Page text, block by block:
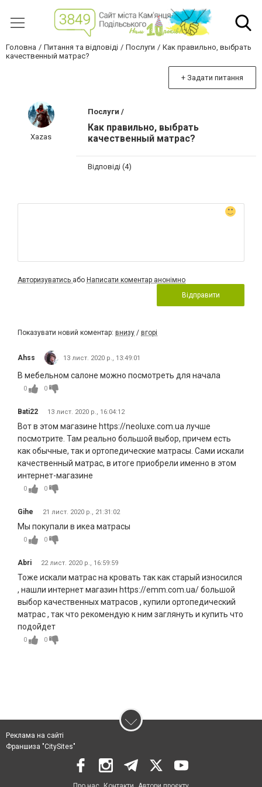
Головна Питання та відповіді Послуги
Как правильно, выбрать
качественный матрас?
+ Задати питання
Xazas
Послуги /
Как правильно, выбрать
качественный матрас?
Відповіді (4)
Авторизуватись або Написати коментар анонімно
Відправити
Показувати новий коментар: внизу / вгорі
Ahss 13 лист. 2020 р., 13:49:01
В мебельном салоне можно посмотреть для начала
0 0
Bati22 13 лист. 2020 р., 16:04:12
Вот в этом магазине https://neoluxe.com.ua лучше
посмотрите. Там реально большой выбор, причем есть
как обычные, так и ортопедические матрасы. Сами искали
качественный матрас, в итоге приобрели именно в этом
интернет-магазине
0 0
Gihe 21 лист. 2020 р., 21:31:02
Мы покупали в икеа матрасы
0 0
Abri 22 лист. 2020 р., 16:59:59
Тоже искали матрас на кровать так как старый износился
, нашли интернет магазин https://emm.com.ua/ большой
выбор качественных матрасов , купили ортопедический
матрас , так что рекомендую к ним заглянуть и купить что
подойдет
0 0
Реклама на сайті
Франшиза "CitySites"